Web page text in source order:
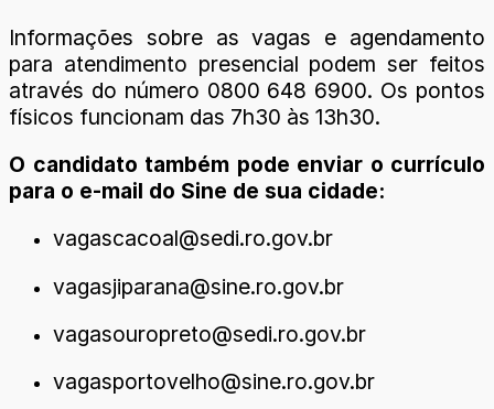
Informações sobre as vagas e agendamento
para atendimento presencial podem ser feitos
através do número 0800 648 6900. Os pontos
físicos funcionam das 7h30 às 13h30.
O candidato também pode enviar o currículo
para o e-mail do Sine de sua cidade:
vagascacoal@sedi.ro.gov.br
vagasjiparana@sine.ro.gov.br
vagasouropreto@sedi.ro.gov.br
vagasportovelho@sine.ro.gov.br